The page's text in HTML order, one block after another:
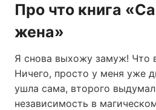
Про что книга
жена»
Я снова выхожу замуж! Что
Ничего, просто у меня уже
ушла сама, второго
независимость в